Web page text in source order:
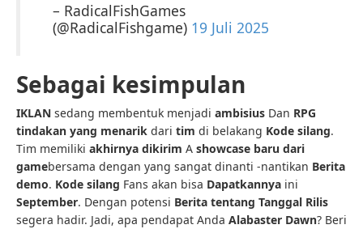
– RadicalFishGames
(@RadicalFishgame) 19 Juli 2025
Sebagai kesimpulan
IKLAN sedang membentuk menjadi ambisius Dan RPG
tindakan yang menarik dari tim di belakang Kode silang.
Tim memiliki akhirnya dikirim A showcase baru dari
gamebersama dengan yang sangat dinanti -nantikan Berita
demo. Kode silang Fans akan bisa Dapatkannya ini
September. Dengan potensi Berita tentang Tanggal Rilis
segera hadir. Jadi, apa pendapat Anda Alabaster Dawn? Beri